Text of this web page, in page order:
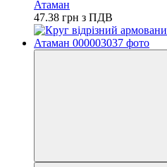
Атаман
47.38 грн з ПДВ